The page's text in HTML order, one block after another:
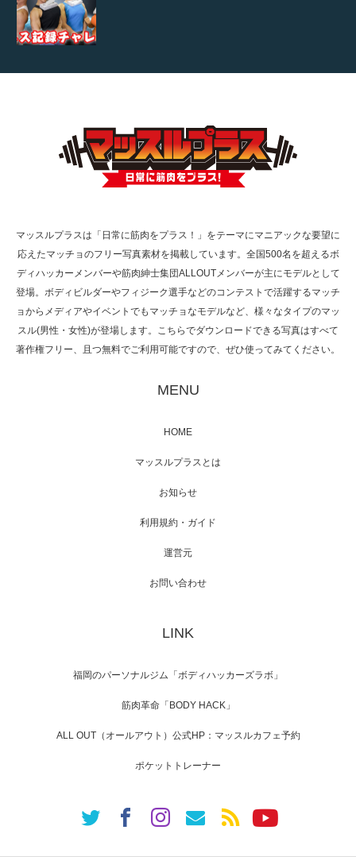
TOKYO FMラジオ番組「ONE MORNING」
で紹介さ…
た（6/8放送）
映画「メカバース」舞台挨拶へマッスルプラ
【TV】NHK BS「COOL JAPAN 」にてマッス
「ねとらぼ」さんに…
マッスルプラスは「日常に筋肉をプラス！」をテーマにマニアックな要望に
応えたマッチョのフリー写真素材を掲載しています。全国500名を超えるボ
ディハッカーメンバーや筋肉紳士集団ALLOUTメンバーが主にモデルとして
登場。ボディビルダーやフィジーク選手などのコンテストで活躍するマッチ
ョからメディアやイベントでもマッチョなモデルなど、様々なタイプのマッ
スル(男性・女性)が登場します。こちらでダウンロードできる写真はすべて
著作権フリー、且つ無料でご利用可能ですので、ぜひ使ってみてください。
MENU
HOME
マッスルプラスとは
お知らせ
利用規約・ガイド
運営元
お問い合わせ
LINK
福岡のパーソナルジム「ボディハッカーズラボ」
筋肉革命「BODY HACK」
ALL OUT（オールアウト）公式HP：マッスルカフェ予約
ポケットトレーナー